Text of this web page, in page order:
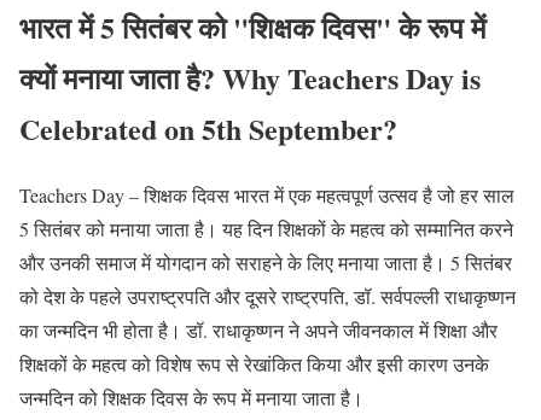
भारत में 5 सितंबर को "शिक्षक दिवस" के रूप में
क्यों मनाया जाता है? Why Teachers Day is
Celebrated on 5th September?
Teachers Day – शिक्षक दिवस भारत में एक महत्वपूर्ण उत्सव है जो हर साल
5 सितंबर को मनाया जाता है। यह दिन शिक्षकों के महत्व को सम्मानित करने
और उनकी समाज में योगदान को सराहने के लिए मनाया जाता है। 5 सितंबर
को देश के पहले उपराष्ट्रपति और दूसरे राष्ट्रपति, डॉ. सर्वपल्ली राधाकृष्णन
का जन्मदिन भी होता है। डॉ. राधाकृष्णन ने अपने जीवनकाल में शिक्षा और
शिक्षकों के महत्व को विशेष रूप से रेखांकित किया और इसी कारण उनके
जन्मदिन को शिक्षक दिवस के रूप में मनाया जाता है।